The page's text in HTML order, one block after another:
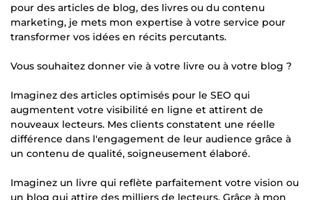
pour des articles de blog, des livres ou du contenu
marketing, je mets mon expertise à votre service pour
transformer vos idées en récits percutants.
Vous souhaitez donner vie à votre livre ou à votre blog ?
Imaginez des articles optimisés pour le SEO qui
augmentent votre visibilité en ligne et attirent de
nouveaux lecteurs. Mes clients constatent une réelle
différence dans l'engagement de leur audience grâce à
un contenu de qualité, soigneusement élaboré.
Imaginez un livre qui reflète parfaitement votre vision ou
un blog qui attire des milliers de lecteurs. Grâce à mon